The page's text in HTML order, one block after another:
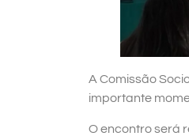
A Comissão
importante
O encontro será